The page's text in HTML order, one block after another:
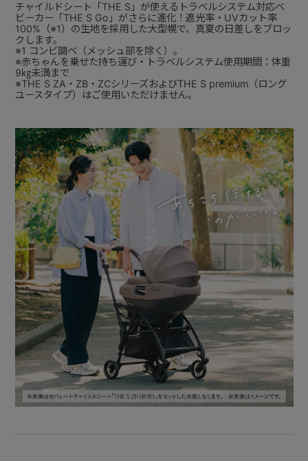
チャイルドシート「THE S」が使えるトラベルシステム対応ベ
ビーカー「THE S Go」がさらに進化！遮光率・UVカット率
100%（※1）の生地を採用した大型幌で、真夏の日差しをブロッ
クします。
※1 コンビ調べ（メッシュ部を除く）。
※赤ちゃんを乗せた持ち運び・トラベルシステム使用期間：体重
9㎏未満まで
※THE S ZA・ZB・ZCシリーズおよびTHE S premium（ロング
ユースタイプ）はご使用いただけません。